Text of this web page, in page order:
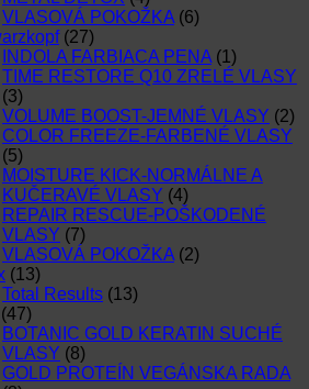
VLASOVÁ POKOŽKA (6)
(27)
INDOLA FARBIACA PENA (1)
TIME RESTORE Q10 ZRELÉ VLASY
(3)
VOLUME BOOST-JEMNÉ VLASY (2)
COLOR FREEZE-FARBENÉ VLASY
(5)
MOISTURE KICK-NORMÁLNE A
KUČERAVÉ VLASY (4)
REPAIR RESCUE-POŠKODENÉ
VLASY (7)
VLASOVÁ POKOŽKA (2)
(13)
Total Results (13)
(47)
BOTANIC GOLD KERATIN SUCHÉ
VLASY (8)
GOLD PROTEÍN VEGÁNSKA RADA